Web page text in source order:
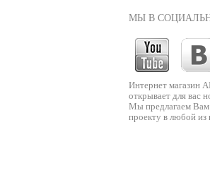
МЫ В
Интернет магазин
открывает для вас
Мы предлагаем Вам
проекту в любой из